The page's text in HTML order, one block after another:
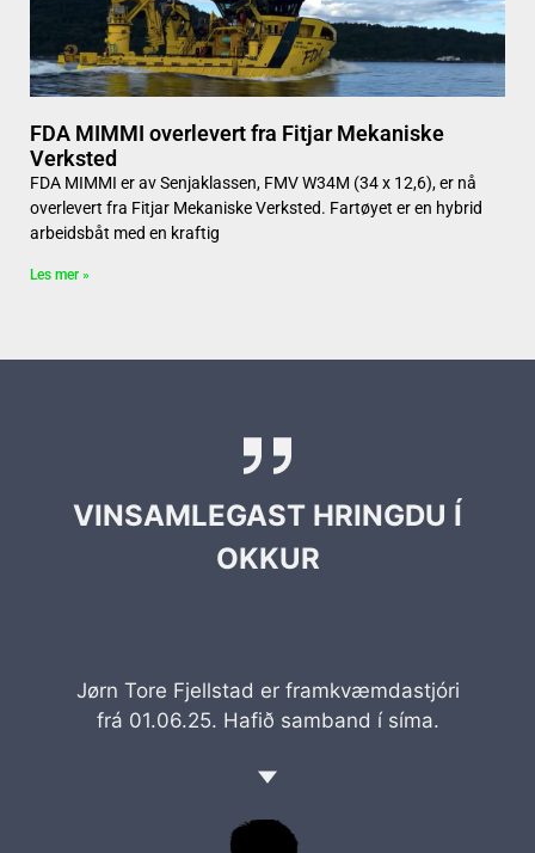
FDA MIMMI overlevert fra Fitjar Mekaniske
Verksted
FDA MIMMI er av Senjaklassen, FMV W34M (34 x 12,6), er nå
overlevert fra Fitjar Mekaniske Verksted. Fartøyet er en hybrid
arbeidsbåt med en kraftig
Les mer »
VINSAMLEGAST HRINGDU Í
OKKUR
Jørn Tore Fjellstad er framkvæmdastjóri
frá 01.06.25. Hafið samband í síma.